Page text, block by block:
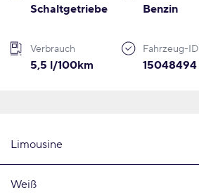
Schaltgetriebe Benzin
Verbrauch
5,5 l/100km
Fahrzeug-ID
15048494
Limousine
Weiß